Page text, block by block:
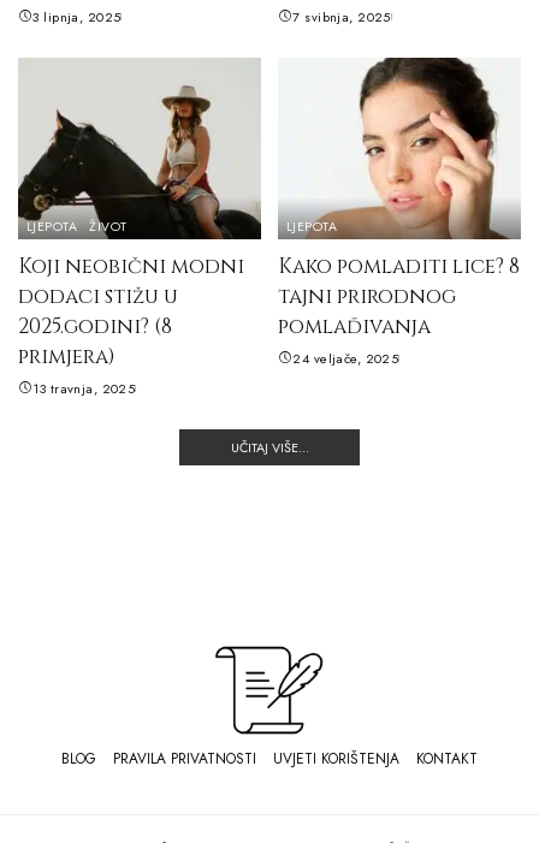
3 lipnja, 2025 7 svibnja, 2025
LJEPOTA ŽIVOT
Koji neobični modni
dodaci stižu u
2025.godini? (8
primjera)
13 travnja, 2025
LJEPOTA
Kako pomladiti lice? 8
tajni prirodnog
pomlađivanja
24 veljače, 2025
UČITAJ VIŠE...
BLOG PRAVILA PRIVATNOSTI UVJETI KORIŠTENJA KONTAKT